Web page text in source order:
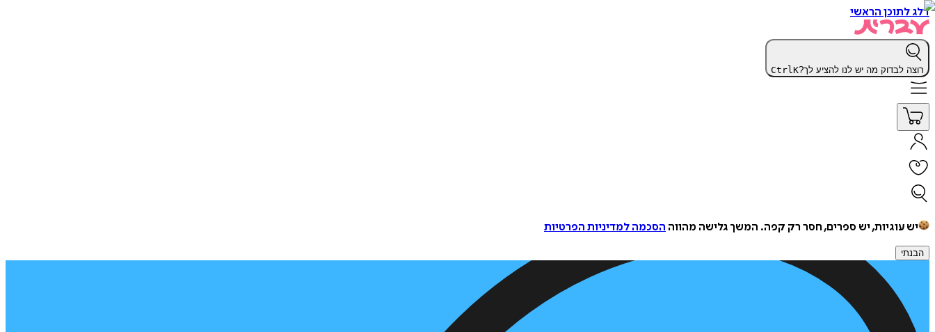
דלג לתוכן הראשי
רוצה לבדוק מה יש לנו להציע לך? CtrlK
יש עוגיות, יש ספרים, חסר רק קפה. המשך גלישה מהווה הסכמה למדיניות הפרטיות
הבנתי